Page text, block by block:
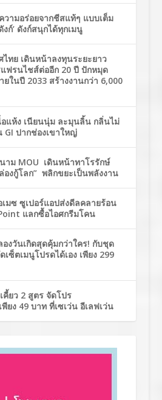
ามอร่อยจากชีสแท้ๆ แบบเต็ม
ก์’ ดังก์สนุกได้ทุกเมนู
ทย เดินหน้าลงทุนระยะยาว
ฟรนไชส์ต่ออีก 20 ปี ปักหมุด
ในปี 2033 สร้างงานกว่า 6,000
แห้ง เนียนนุ่ม ละมุนลิ้น กลิ่นไม่
GI ปากช่องเขาใหญ่
าม MOU เดินหน้าทาโรรักษ์
องกู้โลก” พลิกขยะเป็นพลังงาน
มซ ซูเปอร์แอปส่งดีลคลายร้อน
แลกซื้อไอศกรีมโคน
งวันเกิดสุดคุ้มกว่าใคร! กับชุด
เซ็ตเมนูโปรดได้เอง เพียง 299
คี้ยว 2 สูตร จัดโปร
ยง 49 บาท ที่เซเว่น อีเลฟเว่น